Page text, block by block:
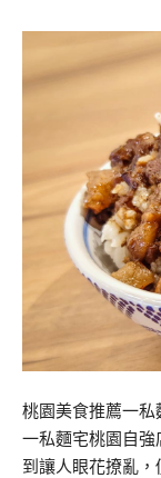
桃園美食推薦一私
一私麵宅桃園自強
到讓人眼花撩亂